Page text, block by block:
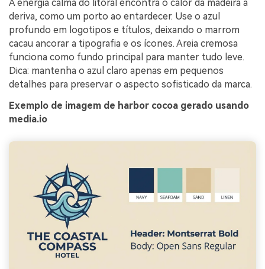
A energia calma do litoral encontra o calor da madeira à
deriva, como um porto ao entardecer. Use o azul
profundo em logotipos e títulos, deixando o marrom
cacau ancorar a tipografia e os ícones. Areia cremosa
funciona como fundo principal para manter tudo leve.
Dica: mantenha o azul claro apenas em pequenos
detalhes para preservar o aspecto sofisticado da marca.
Exemplo de imagem de harbor cocoa gerado usando
media.io